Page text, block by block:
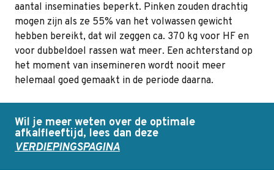
aantal inseminaties beperkt. Pinken zouden drachtig
mogen zijn als ze 55% van het volwassen gewicht
hebben bereikt, dat wil zeggen ca. 370 kg voor HF en
voor dubbeldoel rassen wat meer. Een achterstand op
het moment van insemineren wordt nooit meer
helemaal goed gemaakt in de periode daarna.
Wil je meer weten over de optimale
afkalfleeftijd, lees dan deze
VERDIEPINGSPAGINA